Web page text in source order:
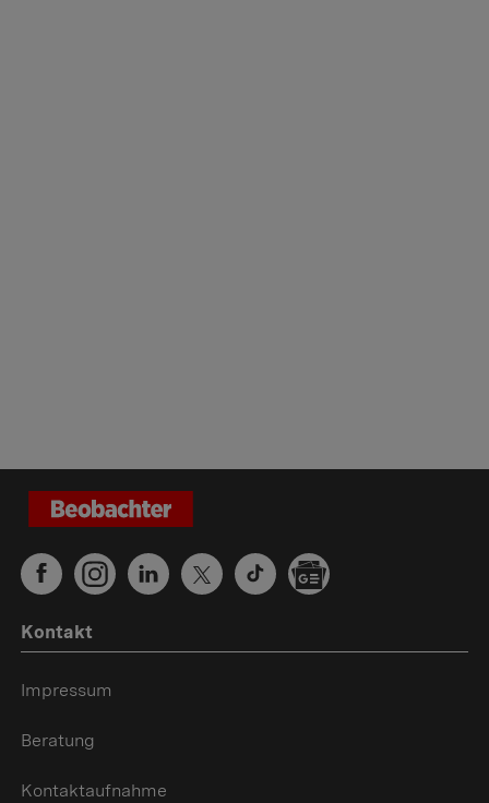
Kontakt
Impressum
Beratung
Kontaktaufnahme